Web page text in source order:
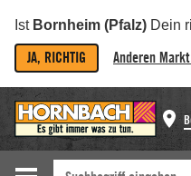
Ist Bornheim (Pfalz) Dein
JA, RICHTIG Anderen